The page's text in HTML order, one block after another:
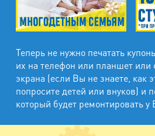
Теперь не нужно печатать
их на телефон или планшет или
экрана (если Вы не знаете, как
попросите детей или внуков) и
который будет ремонтировать у